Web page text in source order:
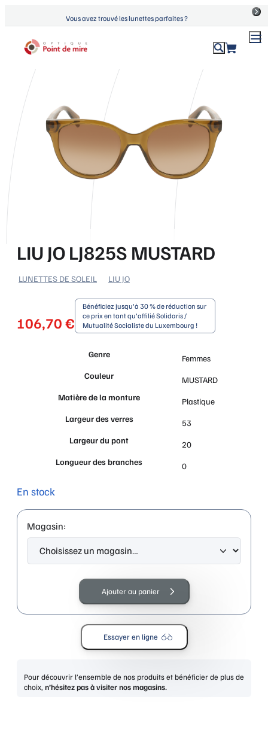
au
Vous avez trouvé les lunettes parfaites ?
Optique Point de Mire
Lunettes de vue et de soleil
ACCUEIL
LIU JO LJ825S MUSTARD
LUNETTES DE SOLEIL LIU JO
106,70 €
Bénéficiez jusqu'à 30 % de réduction sur
ce prix en tant qu'affilié Solidaris /
Mutualité Socialiste du Luxembourg !
Genre
Femmes
Couleur
MUSTARD
Matière de la monture
Plastique
Largeur des verres
53
Largeur du pont
20
Longueur des branches
0
En stock
Magasin:
JO
Ajouter au panier
Essayer en ligne
Pour découvrir l’ensemble de nos produits et bénéficier de plus de
choix, n’hésitez pas à visiter nos magasins.